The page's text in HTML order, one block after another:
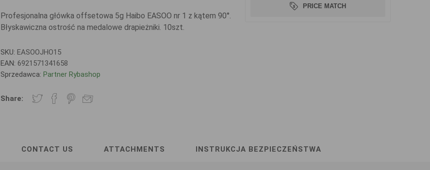
Profesjonalna główka offsetowa 5g Haibo EASOO nr 1 z kątem 90°.
Błyskawiczna ostrość na medalowe drapieżniki. 10szt.
SKU: EASOOJHO15
EAN: 6921571341658
Sprzedawca: Partner Rybashop
Share:
PRICE MATCH
CONTACT US ATTACHMENTS INSTRUKCJA BEZPIECZEŃSTWA